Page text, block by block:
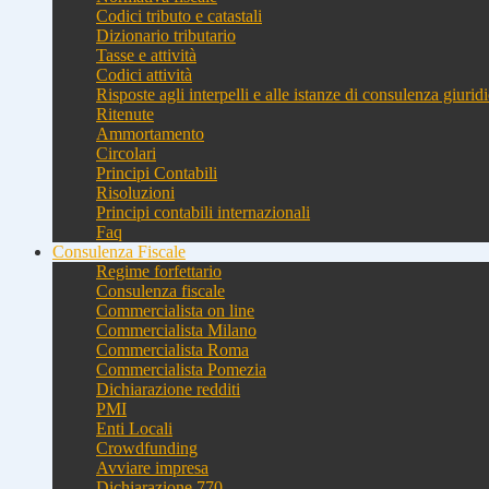
Codici tributo e catastali
Dizionario tributario
Tasse e attività
Codici attività
Risposte agli interpelli e alle istanze di consulenza
Ritenute
Ammortamento
Circolari
Principi Contabili
Risoluzioni
Principi contabili internazionali
Faq
Consulenza Fiscale
Regime forfettario
Consulenza fiscale
Commercialista on line
Commercialista Milano
Commercialista Roma
Commercialista Pomezia
Dichiarazione redditi
PMI
Enti Locali
Crowdfunding
Avviare impresa